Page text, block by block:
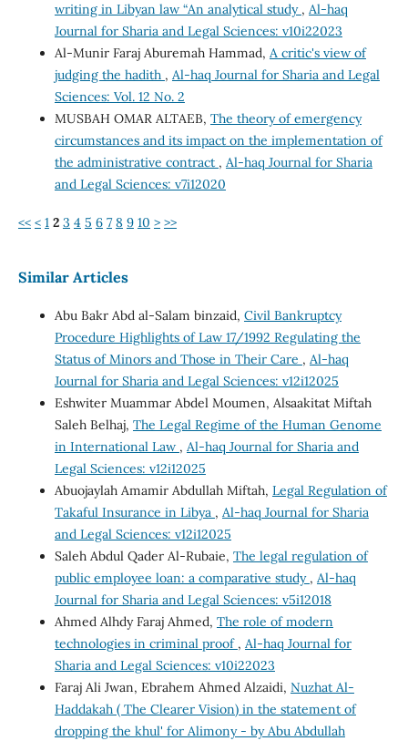
writing in Libyan law “An analytical study , Al-haq
Journal for Sharia and Legal Sciences: v10i22023
Al-Munir Faraj Aburemah Hammad, A critic's view of
judging the hadith , Al-haq Journal for Sharia and Legal
Sciences: Vol. 12 No. 2
MUSBAH OMAR ALTAEB, The theory of emergency
circumstances and its impact on the implementation of
the administrative contract , Al-haq Journal for Sharia
and Legal Sciences: v7i12020
<< < 1 2 3 4 5 6 7 8 9 10 > >>
Similar Articles
Abu Bakr Abd al-Salam binzaid, Civil Bankruptcy
Procedure Highlights of Law 17/1992 Regulating the
Status of Minors and Those in Their Care , Al-haq
Journal for Sharia and Legal Sciences: v12i12025
Eshwiter Muammar Abdel Moumen, Alsaakitat Miftah
Saleh Belhaj, The Legal Regime of the Human Genome
in International Law , Al-haq Journal for Sharia and
Legal Sciences: v12i12025
Abuojaylah Amamir Abdullah Miftah, Legal Regulation of
Takaful Insurance in Libya , Al-haq Journal for Sharia
and Legal Sciences: v12i12025
Saleh Abdul Qader Al-Rubaie, The legal regulation of
public employee loan: a comparative study , Al-haq
Journal for Sharia and Legal Sciences: v5i12018
Ahmed Alhdy Faraj Ahmed, The role of modern
technologies in criminal proof , Al-haq Journal for
Sharia and Legal Sciences: v10i22023
Faraj Ali Jwan, Ebrahem Ahmed Alzaidi, Nuzhat Al-
Haddakah ( The Clearer Vision) in the statement of
dropping the khul' for Alimony - by Abu Abdullah